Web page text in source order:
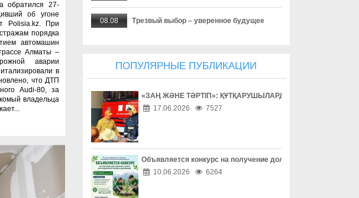
обратился 27-
об угоне
Polisia.kz. При
порядка
автомашин
Алматы –
аварии
в
что ДТП
Audi-80, за
владельца
08.08 Трезвый выбор – уверенное будущее
08.08 Внимание за рулем спасает жизни
08.08 Безопасность начинается за рулем
08.08 Доверие сильнее опасных соблазнов
08.08 Осторожность – лучшая защита в сети
ПОПУЛЯРНЫЕ ПУБЛИКАЦИИ
«ЗАҢ ЖӘНЕ ТӘРТІП»: ҚҰТҚАРУШЫЛАРДЫҢ ЕҢБЕГІМЕН
17.06.2026
7527
Объявляется конкурс на получение долгосрочного гранта
10.06.2026
6264